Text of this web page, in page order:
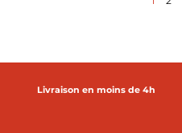
Livraison en moins de 4h